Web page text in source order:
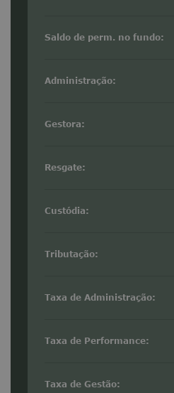
Saldo de perm. no fundo:
Administração:
Gestora:
Resgate:
Custódia:
Tributação:
Taxa de Administração:
Taxa de Performance:
Taxa de Gestão: